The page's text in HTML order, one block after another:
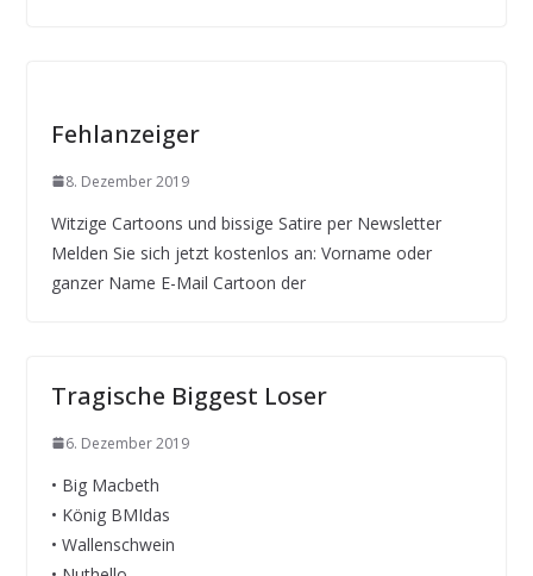
Fehlanzeiger
8. Dezember 2019
Witzige Cartoons und bissige Satire per Newsletter
Melden Sie sich jetzt kostenlos an: Vorname oder
ganzer Name E-Mail Cartoon der
Tragische Biggest Loser
6. Dezember 2019
• Big Macbeth
• König BMIdas
• Wallenschwein